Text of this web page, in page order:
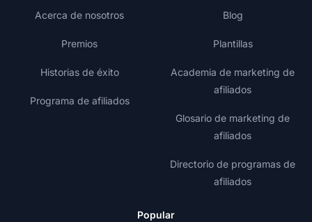
Acerca de nosotros
Premios
Historias de éxito
Programa de afiliados
Blog
Plantillas
Academia de marketing de
afiliados
Glosario de marketing de
afiliados
Directorio de programas de
afiliados
Popular